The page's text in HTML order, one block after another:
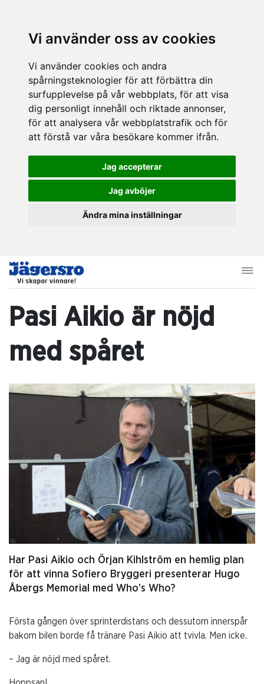
Vi använder oss av cookies
Vi använder cookies och andra
spårningsteknologier för att förbättra din
surfupplevelse på vår webbplats, för att visa
dig personligt innehåll och riktade annonser,
för att analysera vår webbplatstrafik och för
att förstå var våra besökare kommer ifrån.
Jag accepterar
Jag avböjer
Ändra mina inställningar
Pasi Aikio är nöjd
med spåret
Har Pasi Aikio och Örjan Kihlström en hemlig plan
för att vinna Sofiero Bryggeri presenterar Hugo
Åbergs Memorial med Who’s Who?
Första gången över sprinterdistans och dessutom innerspår
bakom bilen borde få tränare Pasi Aikio att tvivla. Men icke.
– Jag är nöjd med spåret.